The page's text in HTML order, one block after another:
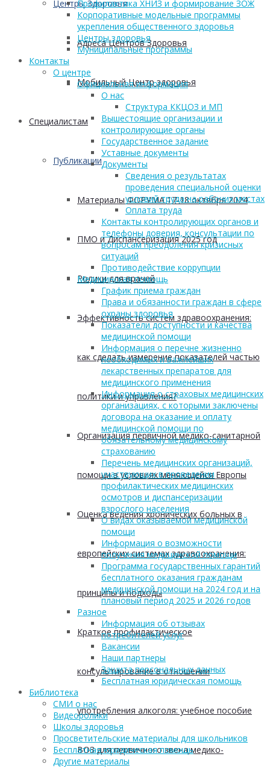
Центры Здоровья
Адреса Центров Здоровья
Мобильный Центр здоровья
Cпециалистам
Публикации
Материалы ФОРУМА 17-18 октября 2024
ПМО и Диспансеризация 2025 год
Ролики для врачей
Эффективность систем здравоохранения:
как сделать измерение показателей частью
политики и управления?
Организация первичной медико-санитарной
помощи в условиях меняющейся Европы
Оценка ведения хронических больных в
европейских системах здравоохранения:
принципы и подходы
Краткое профилактическое
консультирование в отношении
употребления алкоголя: учебное пособие
ВОЗ для первичного звена медико-
Профилактика ХНИЗ и формирование ЗОЖ
Корпоративные модельные программы
укрепления общественного здоровья
Центры здоровья
Муниципальные программы
Контакты
О центре
Официальная информация
О нас
Структура ККЦОЗ и МП
Вышестоящие организации и
контролирующие органы
Государственное задание
Уставные документы
Документы
Сведения о результатах
проведения специальной оценки
условий труда на рабочих местах
Оплата труда
Контакты контролирующих органов и
телефоны доверия, консультации по
вопросам преодоления кризисных
ситуаций
Противодействие коррупции
Медицинская помощь
График приема граждан
Права и обязанности граждан в сфере
охраны здоровья
Показатели доступности и качества
медицинской помощи
Информация о перечне жизненно
необходимых и важнейших
лекарственных препаратов для
медицинского применения
Информация о страховых медицинских
организациях, с которыми заключены
договора на оказание и оплату
медицинской помощи по
обязательному медицинскому
страхованию
Перечень медицинских организаций,
участвующих в проведении
профилактических медицинских
осмотров и диспансеризации
взрослого населения
О видах оказываемой медицинской
помощи
Информация о возможности
получения медицинской помощи
Программа государственных гарантий
бесплатного оказания гражданам
медицинской помощи на 2024 год и на
плановый период 2025 и 2026 годов
Разное
Информация об отзывах
потребителей услуг
Вакансии
Наши партнеры
Защита персональных данных
Бесплатная юридическая помощь
Библиотека
СМИ о нас
Видеоролики
Школы здоровья
Просветительские материалы для школьников
Бесплатная юридическая помощь
Другие материалы